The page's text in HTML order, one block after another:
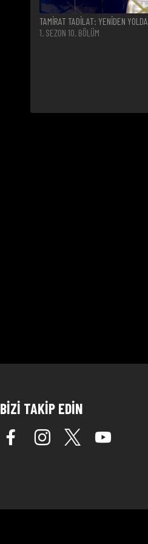
TAMİRAT TADİLAT: YENİDEN YOLDA
1. SEZON 10. BÖLÜM
BİZİ TAKİP EDİN